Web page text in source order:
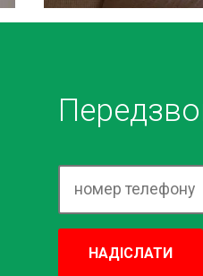
НАДІСЛАТИ